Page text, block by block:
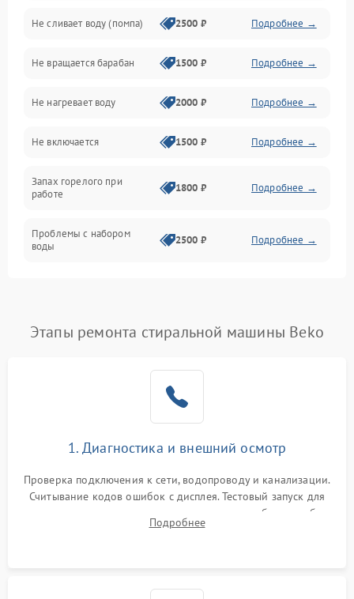
Водоснабжение
Слив
Программное обеспечение
Не сливает воду (помпа) 2500 ₽ Подробнее →
Не вращается барабан 1500 ₽ Подробнее →
Не нагревает воду 2000 ₽ Подробнее →
Не включается 1500 ₽ Подробнее →
Запах горелого при
работе
1800 ₽ Подробнее →
Проблемы с набором
воды
2500 ₽ Подробнее →
Замена платы управления Подробнее →
Этапы ремонта стиральной машины Beko
1. Диагностика и внешний осмотр
Проверка подключения к сети, водопроводу и канализации.
Считывание кодов ошибок с дисплея. Тестовый запуск для
выявления посторонних шумов, протечек или сбоев в работе
электронного модуля управления.
Подробнее